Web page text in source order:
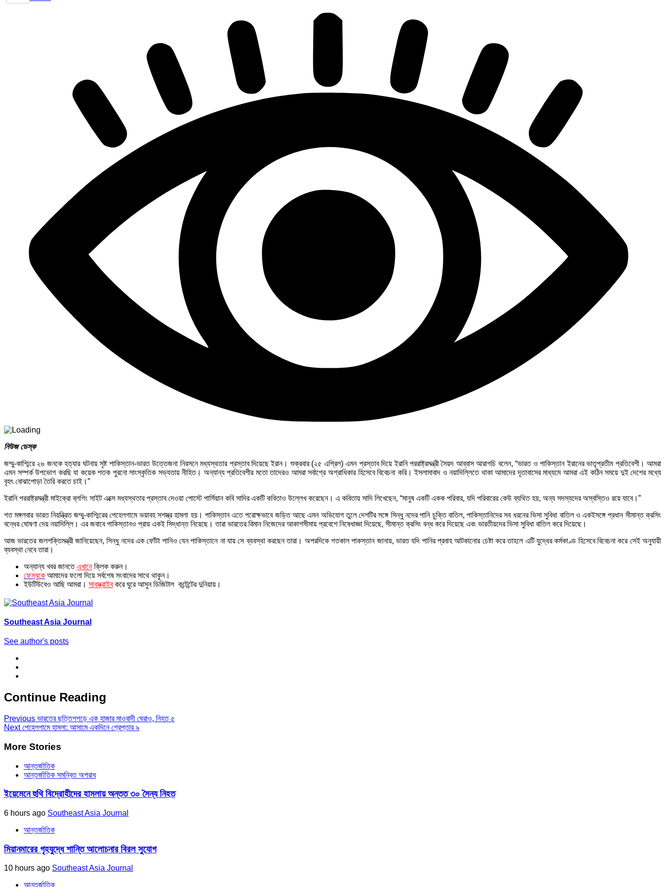
নিউজ ডেস্ক
জম্মু-কাশ্মিরে ২৬ জনকে হত্যার ঘটনায় সৃষ্ট পাকিস্তান-ভারত উত্তেজনা নিরসনে মধ্যস্থতার প্রস্তাব দিয়েছে ইরান। শুক্রবার (২৫ এপ্রিল) এমন প্রস্তাব দিয়ে ইরানি পররাষ্ট্রমন্ত্রী সৈয়দ আব্বাস আরাগচি বলেন, “ভারত ও পাকিস্তান ইরানের ভাতৃপ্রতীম প্রতিবেশী। আমরা
এমন সম্পর্ক উপভোগ করছি যা কয়েক শতক পুরনো সাংস্কৃতিক সভ্যতায় নীহিত। অন্যান্য প্রতিবেশীর মতো তাদেরও আমরা সর্বাগ্রে অগ্রাধিকার হিসেবে বিবেচনা করি। ইসলামাবাদ ও নয়াদিল্লিতে থাকা আমাদের দূতাবাসের মাধ্যমে আমরা এই কঠিন সময়ে দুই দেশের মধ্যে
বৃহৎ বোঝাপোড়া তৈরি করতে চাই।”
ইরানি পররাষ্ট্রমন্ত্রী মাইক্রো ব্লগিং সাইট এক্সে মধ্যস্থতার প্রস্তাব দেওয়া পোস্টে পার্সিয়ান কবি সাদির একটি কবিতাও উল্লেখ করেছেন। এ কবিতায় সাদি লিখেছেন, “মানুষ একটি একক পরিবার, যদি পরিবারের কেউ ব্যথিত হয়, অন্য সদস্যদের অস্বস্তিও রয়ে যাবে।”
গত মঙ্গলবার ভারত নিয়ন্ত্রিত জম্মু-কাশ্মিরের পেহেলগামে ভয়াবহ সশস্ত্র হামলা হয়। পাকিস্তান এতে পরোক্ষভাবে জড়িত আছে এমন অভিযোগ তুলে দেশটির সঙ্গে সিন্ধু নদের পানি চুক্তি বাতিল, পাকিস্তানিদের সব ধরনের ভিসা সুবিধা বাতিল ও একইসঙ্গে প্রধান সীমান্ত ক্রসিং
বন্ধের ঘোষণা দেয় নয়াদিল্লি। এর জবাবে পাকিস্তানও প্রায় একই সিদ্ধান্ত নিয়েছে। তারা ভারতের বিমান নিজেদের আকাশসীমায় প্রবেশে নিষেধাজ্ঞা দিয়েছে, সীমান্ত ক্রসিং বন্ধ করে দিয়েছে এবং ভারতীয়দের ভিসা সুবিধা বাতিল করে দিয়েছে।
আজ ভারতের জলশক্তিমন্ত্রী জানিয়েছেন, সিন্ধু নদের এক ফোঁটা পানিও যেন পাকিস্তানে না যায় সে ব্যবস্থা করছেন তারা। অপরদিকে গতকাল পাকস্তান জানায়, ভারত যদি পানির প্রবাহ আটকানোর চেষ্টা করে তাহলে এটি যুদ্ধের কর্মকাণ্ড হিসেবে বিবেচনা করে সেই অনুযায়ী
ব্যবস্থা নেবে তারা।
অন্যান্য খবর জানতে এখানে ক্লিক করুন।
ফেসবুকে আমাদের ফলো দিয়ে সর্বশেষ সংবাদের সাথে থাকুন।
ইউটিউবেও আছি আমরা। সাবস্ক্রাইব করে ঘুরে আসুন ডিজিটাল কন্টেন্টের দুনিয়ায়।
Southeast Asia Journal
See author's posts
Continue Reading
Previous ভারতের ছত্তিশগড়ে এক হাজার মাওবাদী ঘেরাও, নিহত ৫
Nextপেহেলগামে হামলা: আসামে একদিনে গ্রেপ্তার ৯
More Stories
আন্তর্জাতিক
আন্তর্জাতিক সমন্বিত অপরাধ
ইয়েমেনে হুথি বিদ্রোহীদের হামলায় অন্তত ৩০ সৈন্য নিহত
6 hours ago Southeast Asia Journal
আন্তর্জাতিক
মিয়ানমারের গৃহযুদ্ধে শান্তি আলোচনার বিরল সুযোগ
10 hours ago Southeast Asia Journal
আন্তর্জাতিক